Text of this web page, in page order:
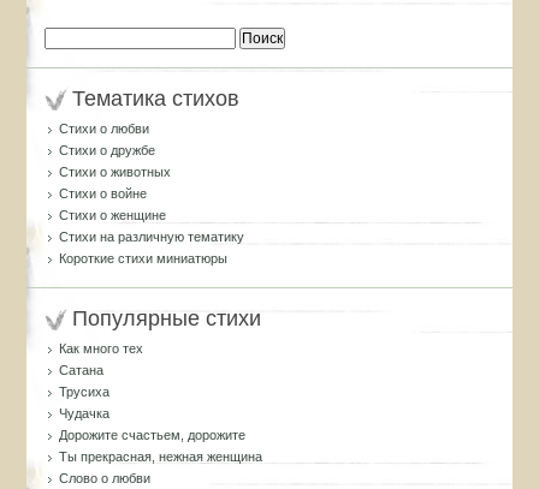
Тематика стихов
Стихи о любви
Стихи о дружбе
Стихи о животных
Стихи о войне
Стихи о женщине
Стихи на различную тематику
Короткие стихи миниатюры
Популярные стихи
Как много тех
Сатана
Трусиха
Чудачка
Дорожите счастьем, дорожите
Ты прекрасная, нежная женщина
Слово о любви